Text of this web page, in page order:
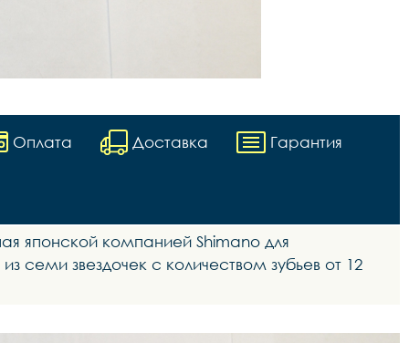
Оплата Доставка Гарантия
японской компанией Shimano для
семи звездочек с количеством зубьев от 12